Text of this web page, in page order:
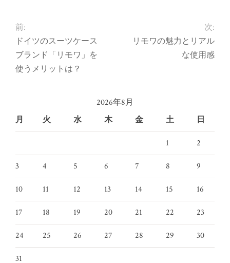
前:
ドイツのスーツケース
ブランド「リモワ」を
使うメリットは？
次:
リモワの魅力とリアル
な使用感
2026年8月
月
火 水 木 金 土 日
1 2
3 4 5 6 7 8 9
10 11 12 13 14 15 16
17 18 19 20 21 22 23
24 25 26 27 28 29 30
31